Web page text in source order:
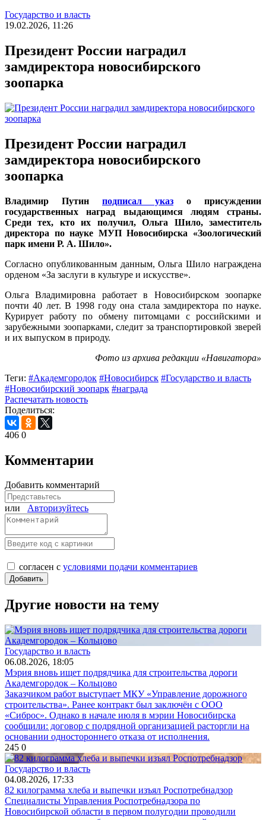
Государство и власть
19.02.2026, 11:26
Президент России наградил
замдиректора новосибирского
зоопарка
Президент России наградил
замдиректора новосибирского
зоопарка
Владимир Путин подписал указ о присуждении
государственных наград выдающимся людям страны.
Среди тех, кто их получил, Ольга Шило, заместитель
директора по науке МУП Новосибирска «Зоологический
парк имени Р. А. Шило».
Согласно опубликованным данным, Ольга Шило награждена
орденом «За заслуги в культуре и искусстве».
Ольга Владимировна работает в Новосибирском зоопарке
почти 40 лет. В 1998 году она стала замдиректора по науке.
Курирует работу по обмену питомцами с российскими и
зарубежными зоопарками, следит за транспортировкой зверей
и их выпуском в природу.
Фото из архива редакции «Навигатора»
Теги: #Академгородок #Новосибирск #Государство и власть
#Новосибирский зоопарк #награда
Распечатать новость
Поделиться:
406 0
Комментарии
Добавить комментарий
или Авторизуйтесь
согласен с условиями подачи комментариев
Другие новости на тему
Государство и власть
06.08.2026, 18:05
Мэрия вновь ищет подрядчика для строительства дороги
Академгородок – Кольцово
Заказчиком работ выступает МКУ «Управление дорожного
строительства». Ранее контракт был заключён с ООО
«Сиброс». Однако в начале июля в мэрии Новосибирска
сообщили: договор с подрядной организацией расторгли на
основании одностороннего отказа от исполнения.
245 0
Государство и власть
04.08.2026, 17:33
82 килограмма хлеба и выпечки изъял Роспотребнадзор
Специалисты Управления Роспотребнадзора по
Новосибирской области в первом полугодии проводили